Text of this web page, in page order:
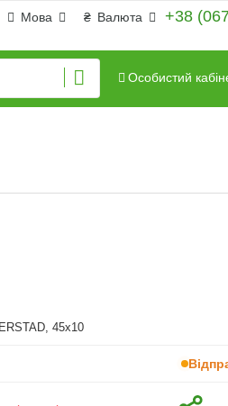
+38
₴ Валюта
Мова
Особистий
45x10